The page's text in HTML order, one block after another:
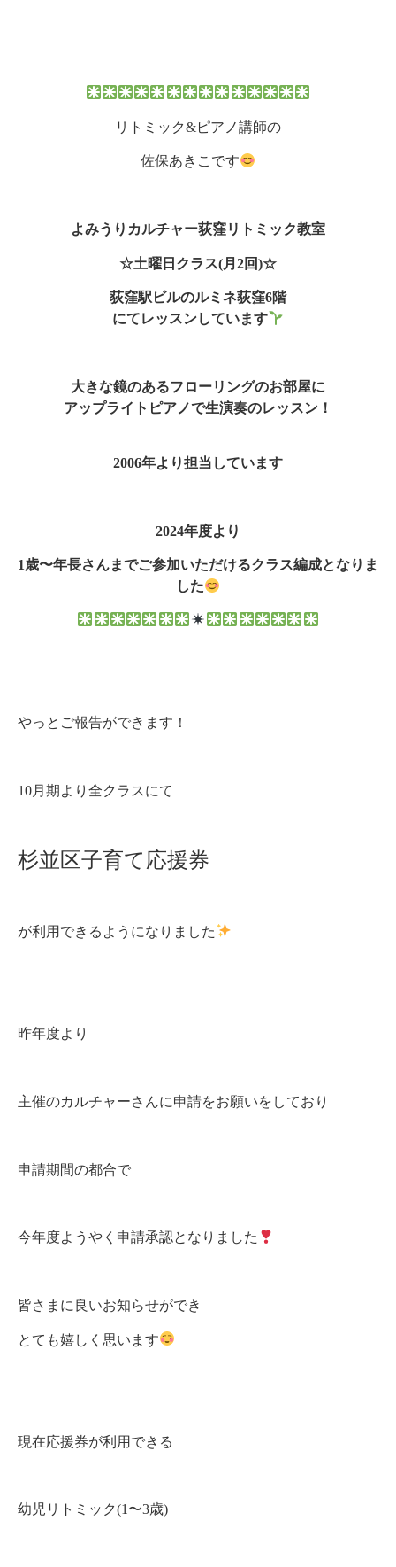
リトミック&ピアノ講師の
佐保あきこです
よみうりカルチャー荻窪リトミック教室
☆土曜日クラス(月2回)☆
荻窪駅ビルのルミネ荻窪6階
にてレッスンしています
大きな鏡のあるフローリングのお部屋に
アップライトピアノで生演奏のレッスン！
2006年より担当しています
2024年度より
1歳〜年長さんまでご参加いただけるクラス編成となりま
した
やっとご報告ができます！
10月期より全クラスにて
杉並区子育て応援券
が利用できるようになりました
昨年度より
主催のカルチャーさんに申請をお願いをしており
申請期間の都合で
今年度ようやく申請承認となりました
皆さまに良いお知らせができ
とても嬉しく思います
現在応援券が利用できる
幼児リトミック(1〜3歳)